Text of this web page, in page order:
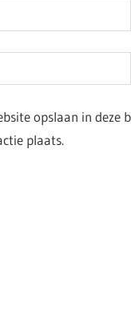
opslaan in deze
plaats.